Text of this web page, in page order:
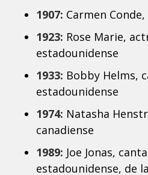
1907: Carmen
1923: Rose Marie,
estadounidense
1933: Bobby Helms,
estadounidense
1974: Natasha
canadiense
1989: Joe Jonas,
estadounidense, de